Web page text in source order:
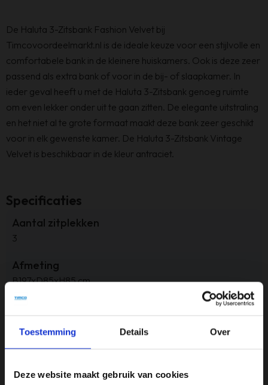
Toestemming Details Over
Deze website maakt gebruik van cookies
De Haluta 3-Zitsbank Fashion Velvet bij
Timcovoordeelmarkt.nl is de ideale keuze voor een stijlvolle en
comfortabele bank in de kleinere huiskamers. Ook is deze zeer
passend als extra bank of voor in de bij- of slaapkamer. In
ieder geval heeft u met de Haluta 3-Zitsbank genoeg ruimte
om even lekker onder uit te gaan zitten. De elegante uitstraling
en het niet al te grote formaat maakt deze bank zeer geschikt
voor in elk gewenste kamer. De Haluta 3-Zitsbank Vintage
Velvet is beschikbaar in de kleur antraciet.
Specificaties
Aantal zitplekken
3
Afmeting
B197xD85xH85 cm
Kleur